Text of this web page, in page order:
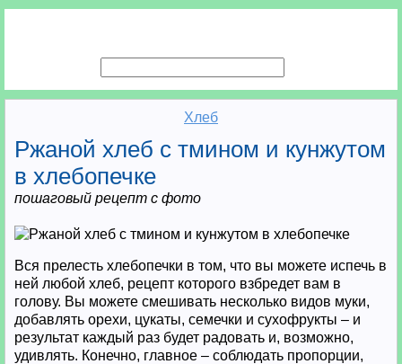
Хлеб
Ржаной хлеб с тмином и кунжутом
в хлебопечке
пошаговый рецепт с фото
Вся прелесть хлебопечки в том, что вы можете испечь в
ней любой хлеб, рецепт которого взбредет вам в
голову. Вы можете смешивать несколько видов муки,
добавлять орехи, цукаты, семечки и сухофрукты – и
результат каждый раз будет радовать и, возможно,
удивлять. Конечно, главное – соблюдать пропорции,